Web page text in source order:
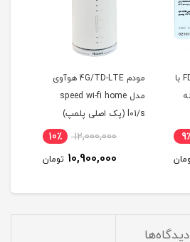
سیم کارت همراه اول FDD با
مودم 4G/TD-LTE هوآوی
مدل speed wi-fi home
l01/s (پک اصلی پلمپ)
12,000,000 10٪
10,900,000 تومان
دیدگاه‌ها